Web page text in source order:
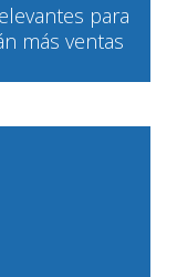
para
más ventas